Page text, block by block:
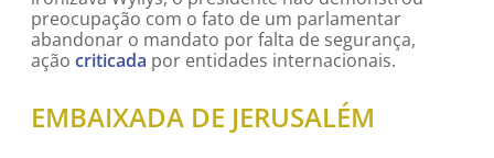
preocupação com o fato de um parlamentar
abandonar o mandato por falta de segurança,
ação criticada por entidades internacionais.
EMBAIXADA DE JERUSALÉM